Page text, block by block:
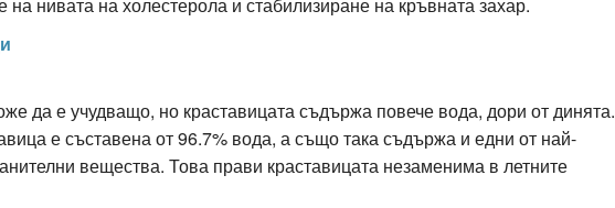
на нивата на холестерола и стабилизиране на кръвната захар.
да е учудващо, но краставицата съдържа повече вода, дори от динята.
е съставена от 96.7% вода, а също така съдържа и едни от най-
вещества. Това прави краставицата незаменима в летните